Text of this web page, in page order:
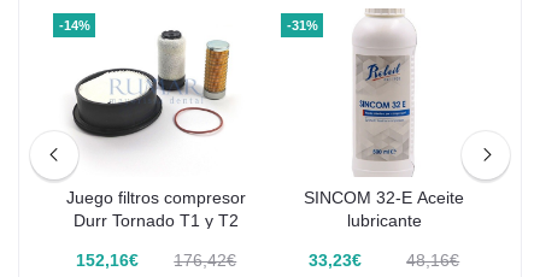
-14%
Juego filtros compresor
Durr Tornado T1 y T2
152,16€ 176,42€
-31%
SINCOM 32-E Aceite
lubricante
33,23€ 48,16€